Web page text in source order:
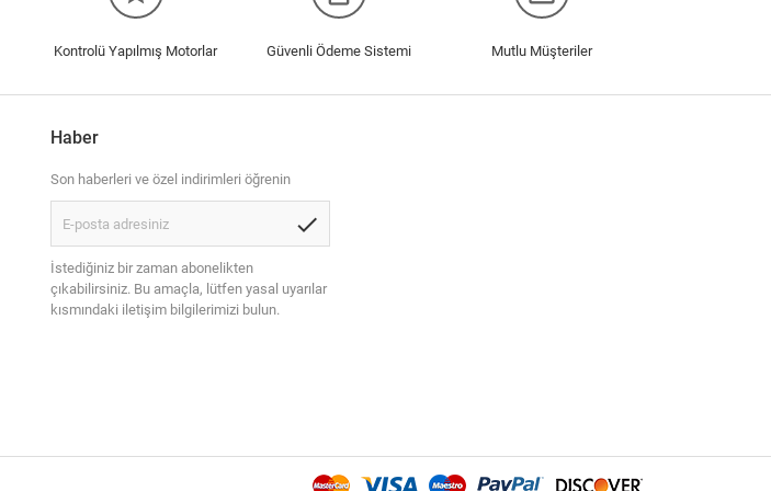
Kontrolü Yapılmış Motorlar Güvenli Ödeme Sistemi Mutlu Müşteriler
Haber
Son haberleri ve özel indirimleri öğrenin
check
İstediğiniz bir zaman abonelikten
çıkabilirsiniz. Bu amaçla, lütfen yasal uyarılar
kısmındaki iletişim bilgilerimizi bulun.